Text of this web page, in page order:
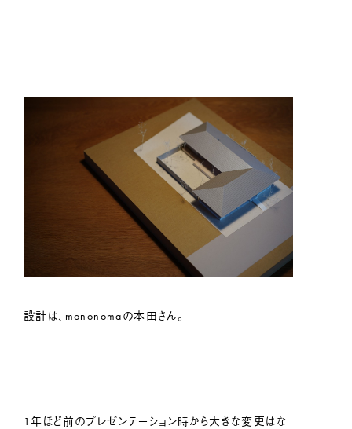
設計は、mononomaの本田さん。
1年ほど前のプレゼンテーション時から大きな変更はな